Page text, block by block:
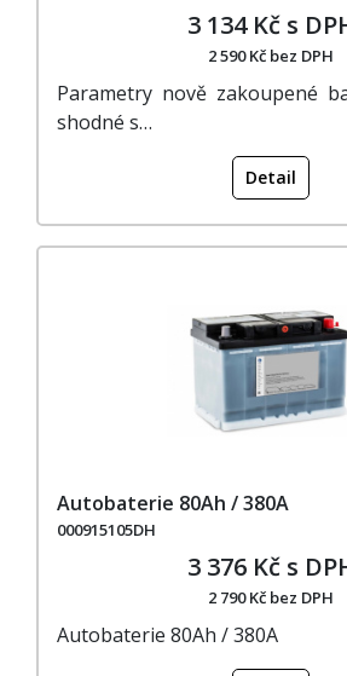
3 134 Kč s
2 590 Kč bez DPH
Parametry nově zakoupené
shodné s…
Detail
Autobaterie 80Ah / 380A
000915105DH
3 376 Kč s
2 790 Kč bez DPH
Autobaterie 80Ah / 380A